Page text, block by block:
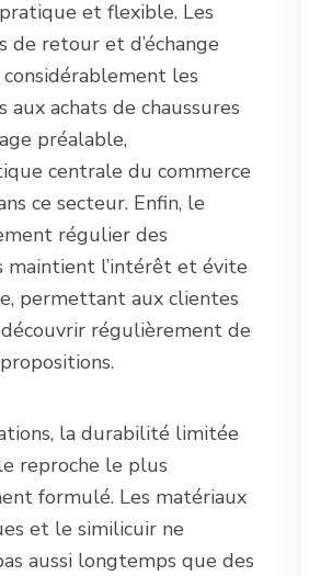
et flexible. Les
de retour et d’échange
les
aux achats de chaussures
préalable,
centrale du commerce
ce secteur. Enfin, le
régulier des
maintient l’intérêt et évite
permettant aux clientes
régulièrement de
la durabilité limitée
reproche le plus
formulé. Les matériaux
et le similicuir ne
aussi longtemps que des